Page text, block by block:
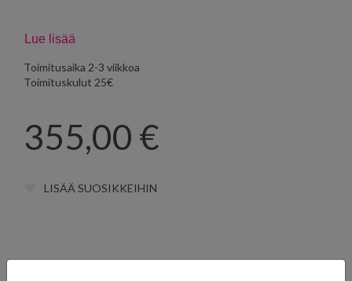
Määrämittaan tilatuilla kankailla ei ole vaihto- tai
palautusoikeutta.
Lue lisää
Toimitusaika 2-3 viikkoa
Toimituskulut 25€
355,00 €
LISÄÄ SUOSIKKEIHIN